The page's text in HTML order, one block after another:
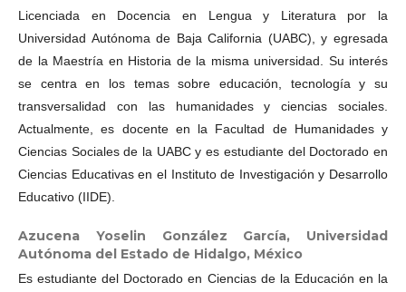
Licenciada en Docencia en Lengua y Literatura por la
Universidad Autónoma de Baja California (UABC), y egresada
de la Maestría en Historia de la misma universidad. Su interés
se centra en los temas sobre educación, tecnología y su
transversalidad con las humanidades y ciencias sociales.
Actualmente, es docente en la Facultad de Humanidades y
Ciencias Sociales de la UABC y es estudiante del Doctorado en
Ciencias Educativas en el Instituto de Investigación y Desarrollo
Educativo (IIDE).
Azucena Yoselin González García, Universidad
Autónoma del Estado de Hidalgo, México
Es estudiante del Doctorado en Ciencias de la Educación en la